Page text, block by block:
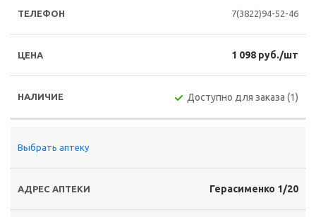
7(3822)94-52-46
1 098 руб./шт
Доступно для заказа (1)
Выбрать аптеку
Герасименко 1/20